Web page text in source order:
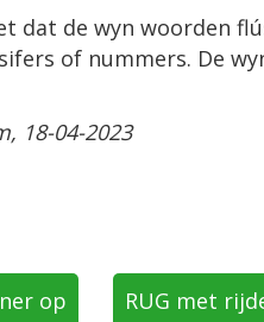
dat de wyn woorden
of nummers. De
18-04-2023
op RUG met